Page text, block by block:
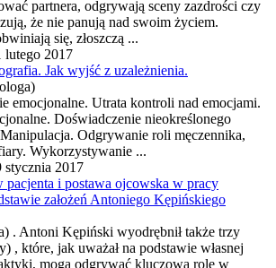
partnera, odgrywają sceny zazdrości czy
że nie panują nad swoim życiem.
się, złoszczą ...
lutego 2017
Jak wyjść z uzależnienia.
emocjonalne. Utrata kontroli nad emocjami.
Doświadczenie nieokreślonego
Odgrywanie roli męczennika,
Wykorzystywanie ...
2017
pacjenta i postawa ojcowska w pracy
założeń Antoniego Kępińskiego
. Antoni Kępiński wyodrębnił także trzy
, które, jak uważał na podstawie własnej
mogą odgrywać kluczową rolę w